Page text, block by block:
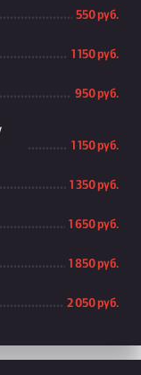
550 руб.
1 150 руб.
950 руб.
1 150 руб.
1 350 руб.
1 650 руб.
1 850 руб.
2 050 руб.